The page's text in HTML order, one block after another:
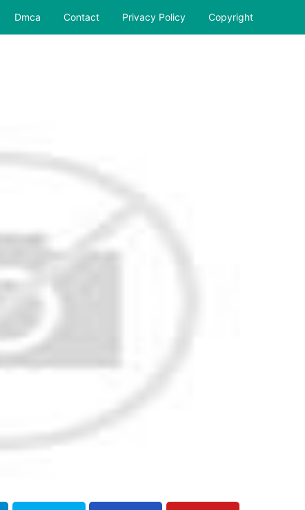
Dmca Contact Privacy Policy Copyright